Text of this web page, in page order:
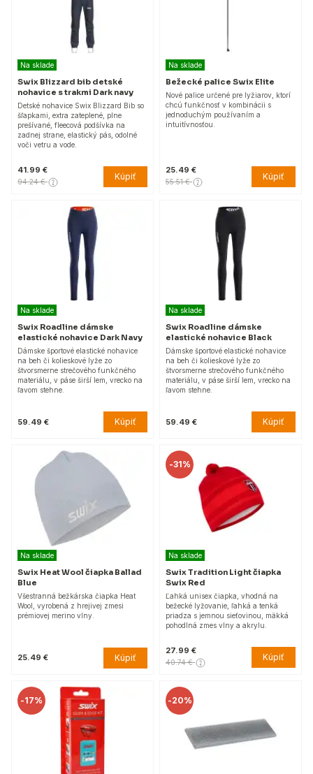
Na sklade
Swix Blizzard bib detské
nohavice s trakmi Dark navy
Detské nohavice Swix Blizzard Bib so
šľapkami, extra zateplené, plne
prešívané, fleecová podšívka na
zadnej strane, elastický pás, odolné
voči vetru a vode.
41.99 €
94.24 € Kúpiť
Na sklade
Bežecké palice Swix Elite
Nové palice určené pre lyžiarov, ktorí
chcú funkčnosť v kombinácii s
jednoduchým používaním a
intuitívnosťou.
25.49 €
55.51 € Kúpiť
Na sklade
Swix Roadline dámske
elastické nohavice Dark Navy
Dámske športové elastické nohavice
na beh či kolieskové lyže zo
štvorsmerne strečového funkčného
materiálu, v páse širší lem, vrecko na
ľavom stehne.
59.49 € Kúpiť
Na sklade
Swix Roadline dámske
elastické nohavice Black
Dámske športové elastické nohavice
na beh či kolieskové lyže zo
štvorsmerne strečového funkčného
materiálu, v páse širší lem, vrecko na
ľavom stehne.
59.49 € Kúpiť
Na sklade
Swix Heat Wool čiapka Ballad
Blue
Všestranná bežkárska čiapka Heat
Wool, vyrobená z hrejivej zmesi
prémiovej merino vlny.
25.49 € Kúpiť
-31%
Na sklade
Swix Tradition Light čiapka
Swix Red
Ľahká unisex čiapka, vhodná na
bežecké lyžovanie, ľahká a tenká
priadza s jemnou sieťovinou, mäkká
pohodlná zmes vlny a akrylu.
27.99 €
40.74 € Kúpiť
-17% -20%